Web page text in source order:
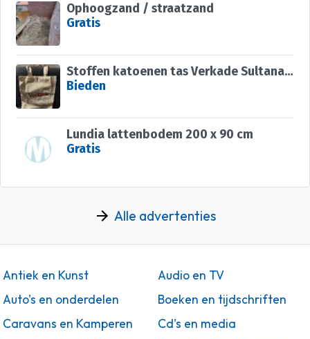
Ophoogzand / straatzand
Gratis
Stoffen katoenen tas Verkade Sultana 2 zijden logo bedrukt
Bieden
Lundia lattenbodem 200 x 90 cm
Gratis
Alle advertenties
Antiek en Kunst
Audio en TV
Auto's en onderdelen
Boeken en tijdschriften
Caravans en Kamperen
Cd's en media